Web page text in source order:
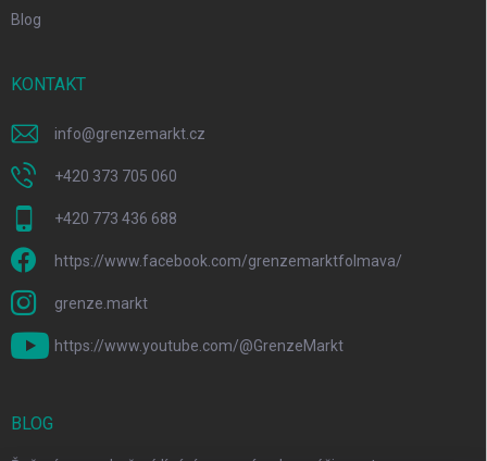
Blog
KONTAKT
info@grenzemarkt.cz
+420 373 705 060
+420 773 436 688
https://www.facebook.com/grenzemarktfolmava/
grenze.markt
https://www.youtube.com/@GrenzeMarkt
BLOG